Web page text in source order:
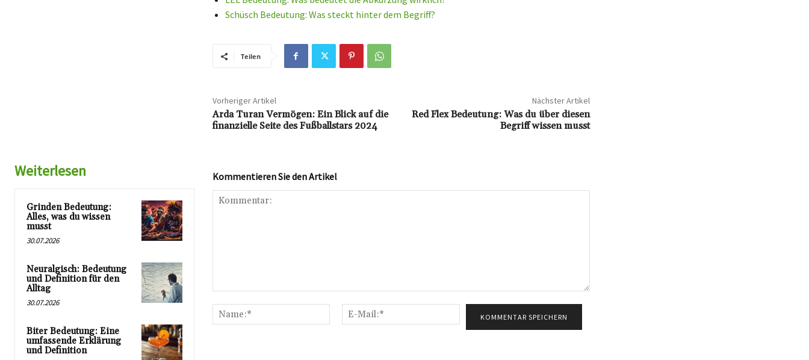
Schüsch Bedeutung: Was steckt hinter dem Begriff?
Teilen
Vorheriger Artikel
Arda Turan Vermögen: Ein Blick auf die
finanzielle Seite des Fußballstars 2024
Nächster Artikel
Red Flex Bedeutung: Was du über diesen
Begriff wissen musst
Weiterlesen
Grinden Bedeutung:
Alles, was du wissen
musst
30.07.2026
Neuralgisch: Bedeutung
und Definition für den
Alltag
30.07.2026
Biter Bedeutung: Eine
umfassende Erklärung
und Definition
Kommentieren Sie den Artikel
Name:*
Mail:*